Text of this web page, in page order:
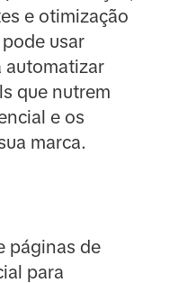
e otimização
usar
automatizar
que nutrem
e os
marca.
páginas de
para